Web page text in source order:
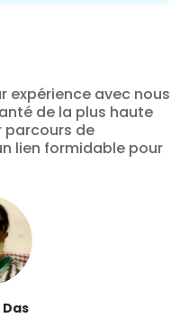
expérience avec nous
de la plus haute
parcours de
lien formidable pour